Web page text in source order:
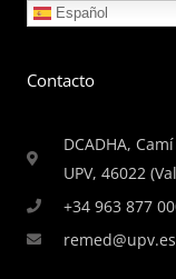
Español
Contacto
DCADHA,
UPV, 46022
+34 963 877
remed@upv.es